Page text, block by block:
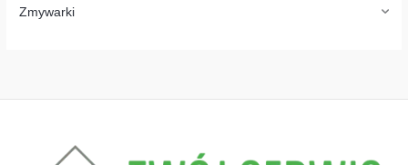
Zmywarki